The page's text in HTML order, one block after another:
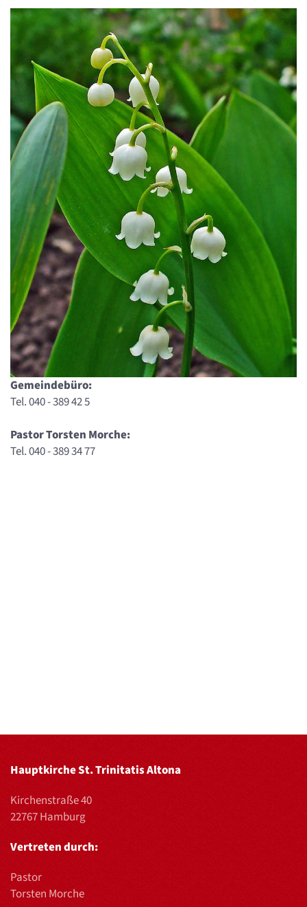
Gemeindebüro:
Tel. 040 - 389 42 5
Pastor Torsten Morche:
Tel. 040 - 389 34 77
Hauptkirche St. Trinitatis Altona
Kirchenstraße 40
22767 Hamburg
Vertreten durch:
Pastor
Torsten Morche